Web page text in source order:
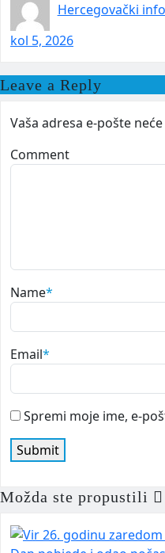
Hercegovački info
kol 5, 2026
Leave a Reply
Vaša adresa e-pošte
Comment
Name*
Email*
Spremi moje ime, e-
Možda ste propustili